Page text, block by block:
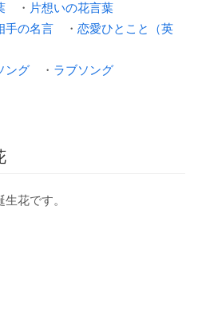
・ 片想いの花言葉
手の名言 ・ 恋愛ひとこと（英
ング ・ ラブソング
花です。